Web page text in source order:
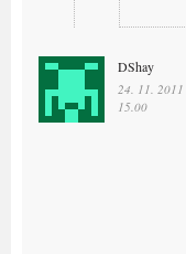
DShay
24. 11. 2011
15.00